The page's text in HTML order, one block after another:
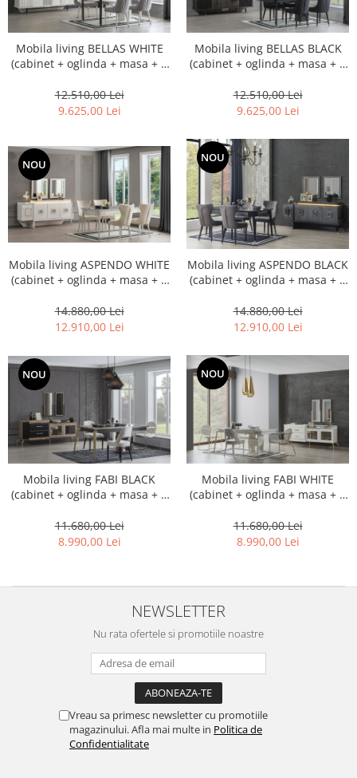
Mobila living BELLAS WHITE
(cabinet + oglinda + masa + 6
12.510,00 Lei
9.625,00 Lei
Mobila living BELLAS BLACK
(cabinet + oglinda + masa + 6
12.510,00 Lei
9.625,00 Lei
NOU
Mobila living ASPENDO WHITE
(cabinet + oglinda + masa + 6
14.880,00 Lei
12.910,00 Lei
NOU
Mobila living ASPENDO BLACK
(cabinet + oglinda + masa + 6
14.880,00 Lei
12.910,00 Lei
NOU
Mobila living FABI BLACK
(cabinet + oglinda + masa + 4
11.680,00 Lei
8.990,00 Lei
NOU
Mobila living FABI WHITE
(cabinet + oglinda + masa + 4
11.680,00 Lei
8.990,00 Lei
NEWSLETTER
Nu rata ofertele si promotiile noastre
Vreau sa primesc newsletter cu promotiile
magazinului. Afla mai multe in Politica de
Confidentialitate